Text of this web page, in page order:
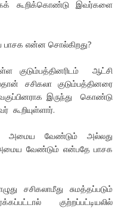
கூறிக்கொண்டு இவர்களை
பாசக என்ன சொல்கிறது?
குடும்பத்தினரிடம் ஆட்சி
சசிகலா குடும்பத்தினரை
இருந்து கொண்டு
கூறியுள்ளார்.
அமைய வேண்டும் அல்லது
வேண்டும் என்பதே பாசக
சசிகலாமீது சுமத்தப்படும்
குற்றப்பட்டியலில்